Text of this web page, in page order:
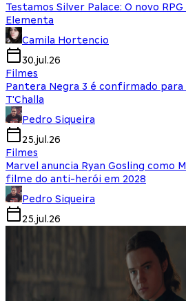
Testamos Silver Palace: O novo
Elementa
Camila Hortencio
30.jul.26
Filmes
Pantera Negra 3 é confirmado para
T'Challa
Pedro Siqueira
25.jul.26
Filmes
Marvel anuncia Ryan Gosling como
filme do anti-herói em 2028
Pedro Siqueira
25.jul.26